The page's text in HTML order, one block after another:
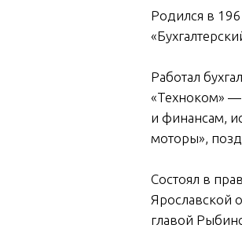
Родился в
Работал
«Техноком» —
и финансам,
моторы»,
Состоял в
Ярославской
главой